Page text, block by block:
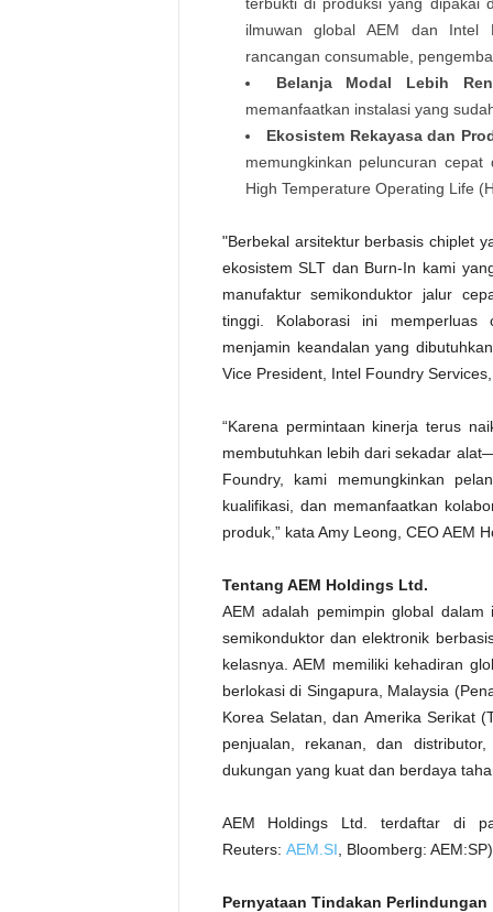
ilmuwan global AEM dan Intel
rancangan consumable,
Belanja Modal Lebih
memanfaatkan instalasi yang
Ekosistem Rekayasa dan
memungkinkan peluncuran
High Temperature Operating Life
"Berbekal arsitektur berbasis chiplet
ekosistem SLT dan Burn-In kami
manufaktur semikonduktor jalur
tinggi. Kolaborasi ini memperluas
menjamin keandalan yang
Vice President, Intel Foundry
“Karena permintaan kinerja terus
membutuhkan lebih dari sekadar
Foundry, kami memungkinkan
kualifikasi, dan memanfaatkan
produk,” kata Amy Leong, CEO AEM
Tentang AEM Holdings Ltd.
AEM adalah pemimpin global dalam
semikonduktor dan elektronik
kelasnya. AEM memiliki kehadiran
berlokasi di Singapura, Malaysia
Korea Selatan, dan Amerika Serikat
penjualan, rekanan, dan
dukungan yang kuat dan berdaya
AEM Holdings Ltd. terdaftar di
Reuters: AEM.SI , Bloomberg:
Pernyataan Tindakan Perlindungan